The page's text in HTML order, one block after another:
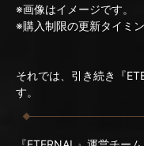
※画像はイメージです。
※購入制限の更新タイミ
それでは、引き続き『
す。